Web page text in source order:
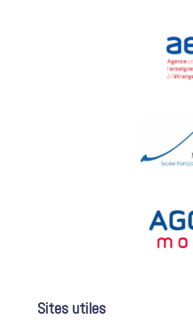
Sites utiles